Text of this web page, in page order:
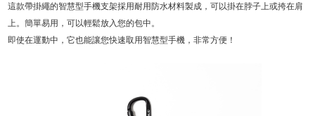
這款帶掛繩的智慧型手機支架採用耐用防水材料製成，可以掛在脖子上或挎在肩
上。簡單易用，可以輕鬆放入您的包中。
即使在運動中，它也能讓您快速取用智慧型手機，非常方便！